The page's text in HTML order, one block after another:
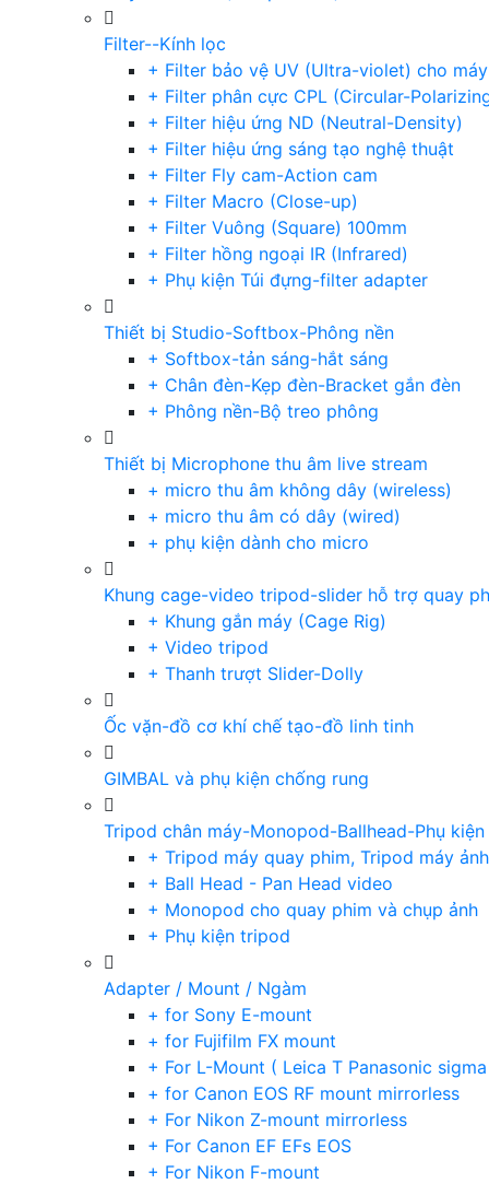
Filter--Kính lọc
+ Filter bảo vệ UV (Ultra-violet) cho
+ Filter phân cực CPL (Circular-
+ Filter hiệu ứng ND (Neutral-Density)
+ Filter hiệu ứng sáng tạo nghệ thuật
+ Filter Fly cam-Action cam
+ Filter Macro (Close-up)
+ Filter Vuông (Square) 100mm
+ Filter hồng ngoại IR (Infrared)
+ Phụ kiện Túi đựng-filter adapter
Thiết bị Studio-Softbox-Phông nền
+ Softbox-tản sáng-hắt sáng
+ Chân đèn-Kẹp đèn-Bracket gắn đèn
+ Phông nền-Bộ treo phông
Thiết bị Microphone thu âm live stream
+ micro thu âm không dây (wireless)
+ micro thu âm có dây (wired)
+ phụ kiện dành cho micro
Khung cage-video tripod-slider hỗ trợ quay
+ Khung gắn máy (Cage Rig)
+ Video tripod
+ Thanh trượt Slider-Dolly
Ốc vặn-đồ cơ khí chế tạo-đồ linh tinh
GIMBAL và phụ kiện chống rung
Tripod chân máy-Monopod-Ballhead-Phụ kiện
+ Tripod máy quay phim, Tripod máy
+ Ball Head - Pan Head video
+ Monopod cho quay phim và chụp ảnh
+ Phụ kiện tripod
Adapter / Mount / Ngàm
+ for Sony E-mount
+ for Fujifilm FX mount
+ For L-Mount ( Leica T Panasonic
+ for Canon EOS RF mount mirrorless
+ For Nikon Z-mount mirrorless
+ For Canon EF EFs EOS
+ For Nikon F-mount